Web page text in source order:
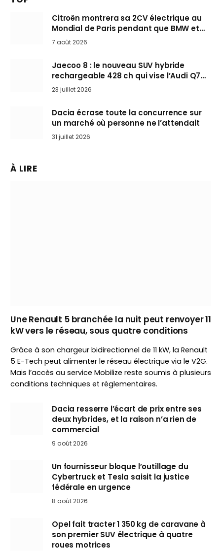
Citroën montrera sa 2CV électrique au
Mondial de Paris pendant que BMW et
Mini désertent le salon
7 août 2026
Jaecoo 8 : le nouveau SUV hybride
rechargeable 428 ch qui vise l’Audi Q7
arrive en Europe cet automne
23 juillet 2026
Dacia écrase toute la concurrence sur
un marché où personne ne l’attendait
31 juillet 2026
À LIRE
Une Renault 5 branchée la nuit peut renvoyer 11
kW vers le réseau, sous quatre conditions
Grâce à son chargeur bidirectionnel de 11 kW, la Renault
5 E-Tech peut alimenter le réseau électrique via le V2G.
Mais l’accès au service Mobilize reste soumis à plusieurs
conditions techniques et réglementaires.
Dacia resserre l’écart de prix entre ses
deux hybrides, et la raison n’a rien de
commercial
9 août 2026
Un fournisseur bloque l’outillage du
Cybertruck et Tesla saisit la justice
fédérale en urgence
8 août 2026
Opel fait tracter 1 350 kg de caravane à
son premier SUV électrique à quatre
roues motrices